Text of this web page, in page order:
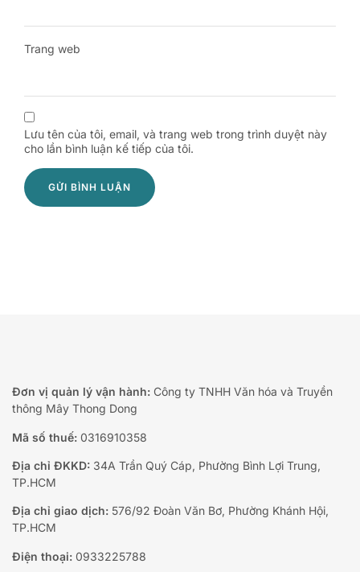
Trang web
Lưu tên của tôi, email, và trang web trong trình duyệt này
cho lần bình luận kế tiếp của tôi.
Đơn vị quản lý vận hành: Công ty TNHH Văn hóa và Truyền
thông Mây Thong Dong
Mã số thuế: 0316910358
Địa chỉ ĐKKD: 34A Trần Quý Cáp, Phường Bình Lợi Trung,
TP.HCM
Địa chỉ giao dịch: 576/92 Đoàn Văn Bơ, Phường Khánh Hội,
TP.HCM
Điện thoại: 0933225788